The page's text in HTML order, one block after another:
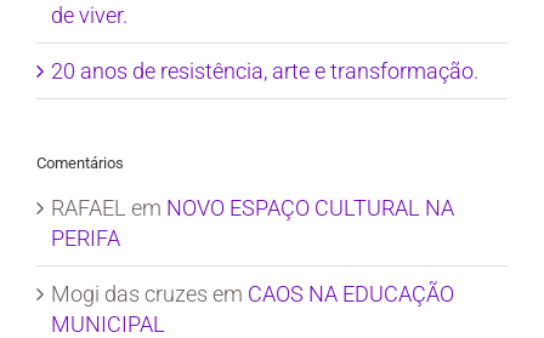
de viver.
20 anos de resistência, arte e transformação.
Comentários
RAFAEL em NOVO ESPAÇO CULTURAL NA
PERIFA
Mogi das cruzes em CAOS NA EDUCAÇÃO
MUNICIPAL